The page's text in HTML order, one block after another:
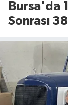
Bursa'da
Sonrası